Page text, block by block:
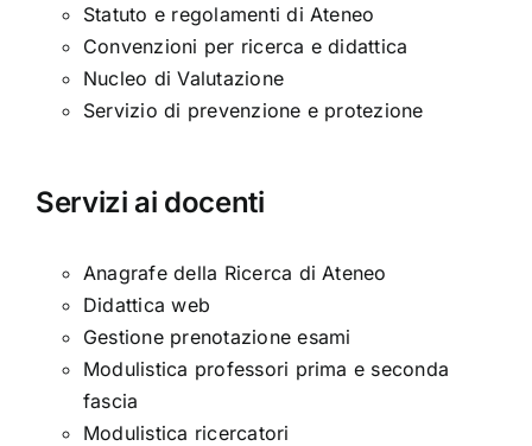
Statuto e regolamenti di Ateneo
Convenzioni per ricerca e didattica
Nucleo di Valutazione
Servizio di prevenzione e protezione
Servizi ai docenti
Anagrafe della Ricerca di Ateneo
Didattica web
Gestione prenotazione esami
Modulistica professori prima e seconda
fascia
Modulistica ricercatori